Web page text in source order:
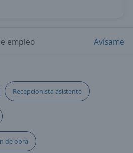
empleo Avísame
Recepcionista asistente
de obra